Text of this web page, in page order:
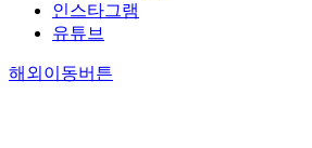
인스타그램
유튜브
해외이동버튼